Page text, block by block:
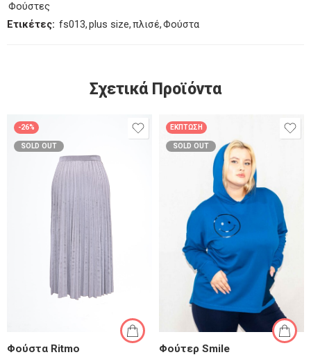
Φούστες
Ετικέτες: fs013,plus size,πλισέ,Φούστα
Σχετικά Προϊόντα
-26%
SOLD OUT
Φούστα Ritmo
ΈΚΠΤΩΣΗ
SOLD OUT
Φούτερ Smile